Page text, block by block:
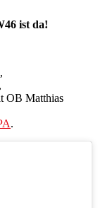
ist da!
,
OB Matthias
.